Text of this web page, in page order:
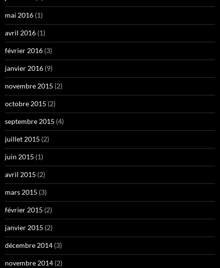
mai 2016 (1)
avril 2016 (1)
février 2016 (3)
janvier 2016 (9)
novembre 2015 (2)
octobre 2015 (2)
septembre 2015 (4)
juillet 2015 (2)
juin 2015 (1)
avril 2015 (2)
mars 2015 (3)
février 2015 (2)
janvier 2015 (2)
décembre 2014 (3)
novembre 2014 (2)